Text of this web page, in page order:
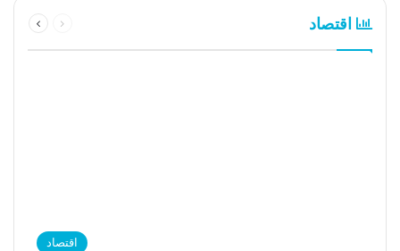
اقتصاد
صفحه
اقتصاد